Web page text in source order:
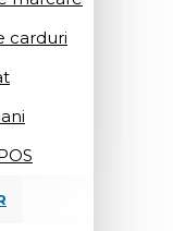
carduri